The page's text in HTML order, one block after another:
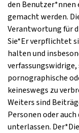
den
gemacht werden.
Verantwortung für
Sie*Er verpflichtet
halten und
pornographische
keineswegs zu
Weiters sind
Personen oder
unterlassen.